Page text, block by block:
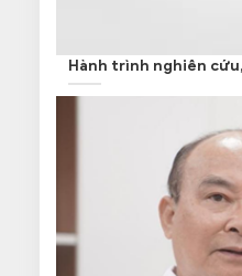
Hành trình nghiên